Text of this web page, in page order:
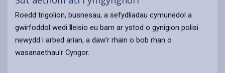
Roedd trigolion, busnesau, a sefydliadau cymunedol a
gwirfoddol wedi lleisio eu barn ar ystod o gynigion polisi
newydd i arbed arian, a daw'r rhain o bob rhan o
wasanaethau'r Cyngor.